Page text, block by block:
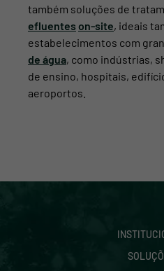
também soluções de
efluentes on-site, ideais
estabelecimentos com
de água, como indústrias,
de ensino, hospitais,
aeroportos.